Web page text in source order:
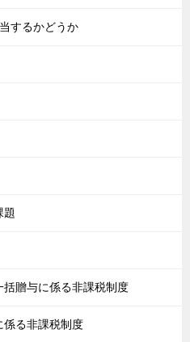
するかどうか
題
贈与に係る非課税制度
係る非課税制度